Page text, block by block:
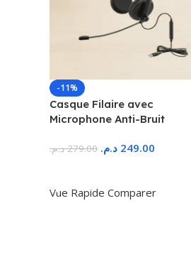
-11%
Casque Filaire avec
Microphone Anti-Bruit
279.00 د.م. 249.00 د.م.
Vue Rapide Comparer